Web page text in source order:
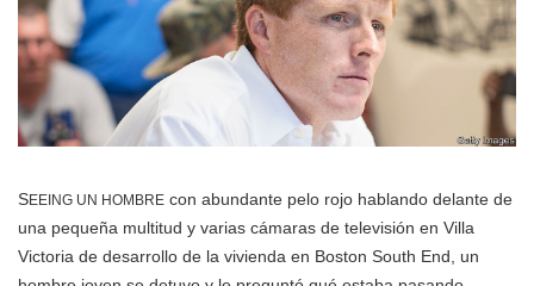
SEEING UN HOMBRE con abundante pelo rojo hablando delante de
una pequeña multitud y varias cámaras de televisión en Villa
Victoria de desarrollo de la vivienda en Boston South End, un